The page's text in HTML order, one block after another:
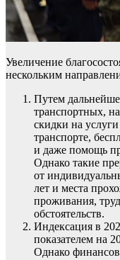
Увеличение
нескольким
Путем
транспортных,
скидки на
транспорте,
и даже помощь
Однако такие
от
лет и места
проживания,
обстоятельств.
Индексация в
показателем на
Однако